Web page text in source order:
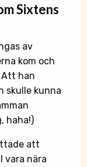
Sixtens
av
kom och
han
skulle kunna
haha!)
att
vara nära